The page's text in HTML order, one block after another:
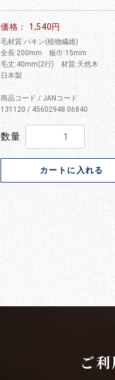
価格： 1,540円
毛材質:パキン(植物繊維)
全長:200mm 板巾:15mm
毛丈:40mm(2行) 材質:天然木
日本製
商品コード / JANコード
131120 / 45602948 06840
数量
カートに入れる
ご